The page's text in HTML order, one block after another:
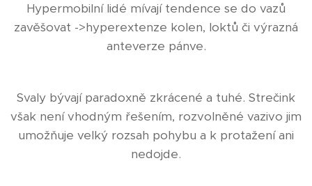
Hypermobilní lidé mívají tendence se do vazů
zavěšovat ->hyperextenze kolen, loktů či výrazná
anteverze pánve.
Svaly bývají paradoxně zkrácené a tuhé. Strečink
však není vhodným řešením, rozvolněné vazivo jim
umožňuje velký rozsah pohybu a k protažení ani
nedojde.